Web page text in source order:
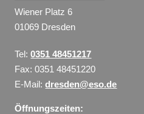
Wiener Platz 6
01069 Dresden
Tel:0351 48451217
Fax: 0351 48451220
E-Mail:dresden@eso.de
Öffnungszeiten: